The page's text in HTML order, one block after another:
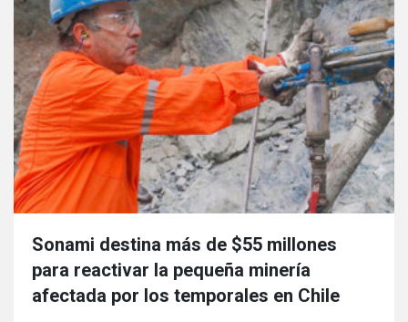
Sonami destina más de $55 millones
para reactivar la pequeña minería
afectada por los temporales en Chile